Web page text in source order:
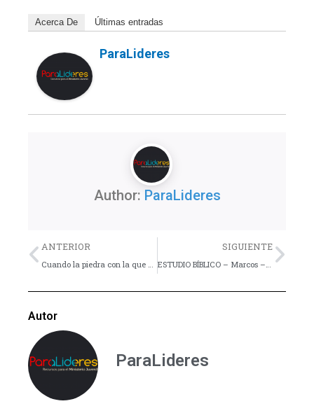
Acerca De Últimas entradas
ParaLideres
Author: ParaLideres
Previo
ANTERIOR SIGUIENTE
Autor
ParaLideres